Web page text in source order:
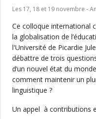
Les 17, 18 et 19 novembre -
Ce colloque international
la globalisation de
l'Université de Picardie
débattre de trois
d’un nouvel état du
comment maintenir un
linguistique ?
Un appel à contributions